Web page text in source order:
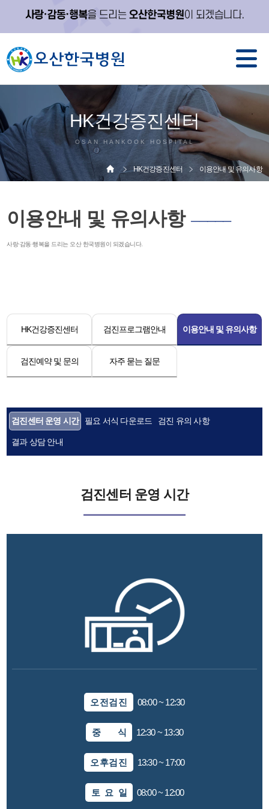
HK건강증진센터
OSAN HANKOOK HOSPITAL
HK건강증진센터 이용안내 및 유의사항
이용안내 및 유의사항 ─────
사랑·감동·행복을 드리는 오산 한국병원이 되겠습니다.
HK건강증진센터 검진프로그램안내 이용안내 및 유의사항
검진예약 및 문의 자주 묻는 질문
검진센터 운영 시간 필요 서식 다운로드 검진 유의 사항
결과 상담 안내
검진센터 운영 시간
오전검진 08:00 ~ 12:30
중 식 12:30 ~ 13:30
오후검진 13:30 ~ 17:00
토 요 일 08:00 ~ 12:00